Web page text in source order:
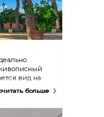
вид на
больше